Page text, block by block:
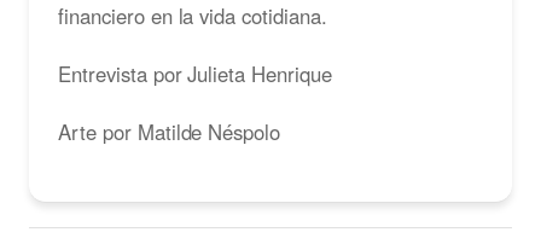
financiero en la vida cotidiana.
Entrevista por Julieta Henrique
Arte por Matilde Néspolo